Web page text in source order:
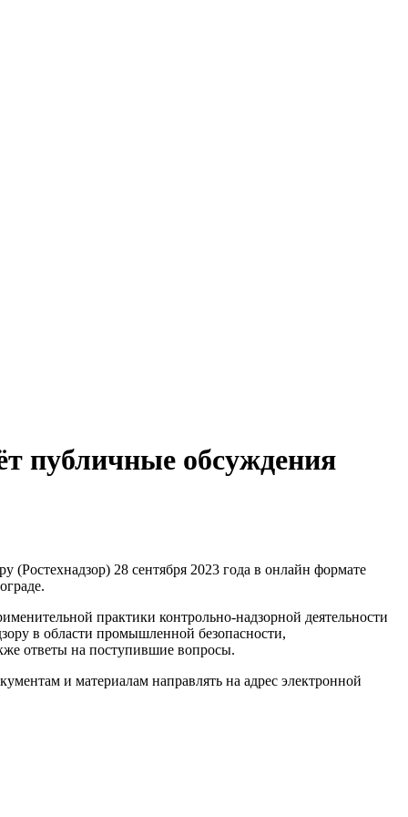
публичные обсуждения
28 сентября 2023 года в онлайн формате
практики контрольно-надзорной деятельности
в области промышленной безопасности,
ответы на поступившие вопросы.
и материалам направлять на адрес электронной